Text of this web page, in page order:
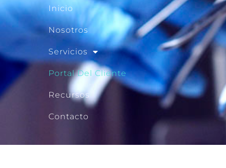
Inicio
Nosotros
Servicios
Portal Del Cliente
Recursos
Contacto